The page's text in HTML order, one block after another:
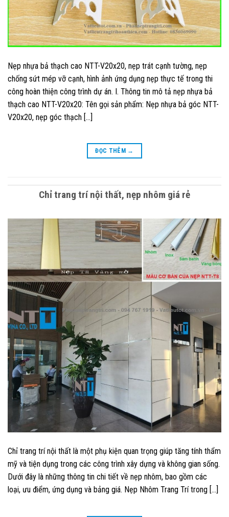
Nẹp nhựa bả thạch cao NTT-V20x20, nẹp trát cạnh tường, nẹp
chống sứt mép vỡ cạnh, hình ảnh ứng dụng nẹp thực tế trong thi
công hoàn thiện công trình dự án. I. Thông tin mô tả nẹp nhựa bả
thạch cao NTT-V20x20: Tên gọi sản phẩm: Nẹp nhựa bả góc NTT-
V20x20, nẹp góc thạch […]
ĐỌC THÊM →
Chỉ trang trí nội thất, nẹp nhôm giá rẻ
Chỉ trang trí nội thất là một phụ kiện quan trọng giúp tăng tính thẩm
mỹ và tiện dụng trong các công trình xây dựng và không gian sống.
Dưới đây là những thông tin chi tiết về nẹp nhôm, bao gồm các
loại, ưu điểm, ứng dụng và bảng giá. Nẹp Nhôm Trang Trí trong […]